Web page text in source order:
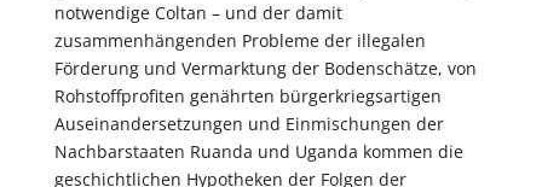
notwendige Coltan – und der damit
zusammenhängenden Probleme der illegalen
Förderung und Vermarktung der Bodenschätze, von
Rohstoffprofiten genährten bürgerkriegsartigen
Auseinandersetzungen und Einmischungen der
Nachbarstaaten Ruanda und Uganda kommen die
geschichtlichen Hypotheken der Folgen der